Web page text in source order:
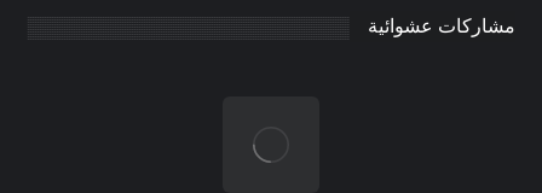
مشاركات عشوائية